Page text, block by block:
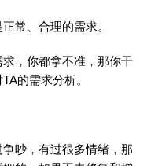
常、合理的需求。
，你都拿不准，那你干
的需求分析。
吵，有过很多情绪，那